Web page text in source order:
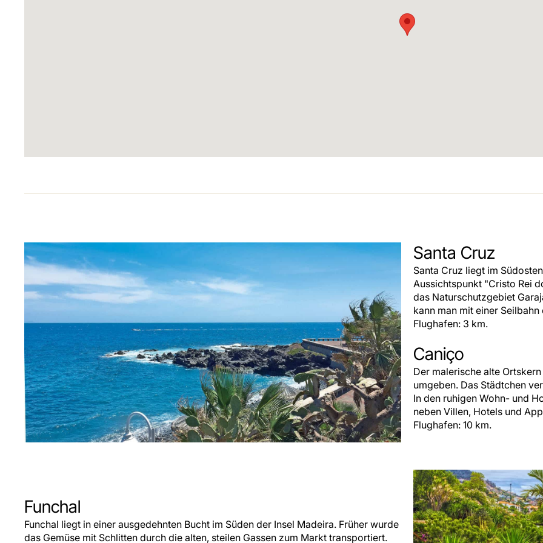
Santa Cruz
Santa Cruz liegt im
Aussichtspunkt "Cristo Rei
das Naturschutzgebiet
kann man mit einer
Flughafen: 3 km.
Caniço
Der malerische alte
umgeben. Das Städtchen
In den ruhigen Wohn- und
neben Villen, Hotels und
Flughafen: 10 km.
Funchal
Funchal liegt in einer ausgedehnten Bucht im Süden der Insel Madeira. Früher wurde
das Gemüse mit Schlitten durch die alten, steilen Gassen zum Markt transportiert.